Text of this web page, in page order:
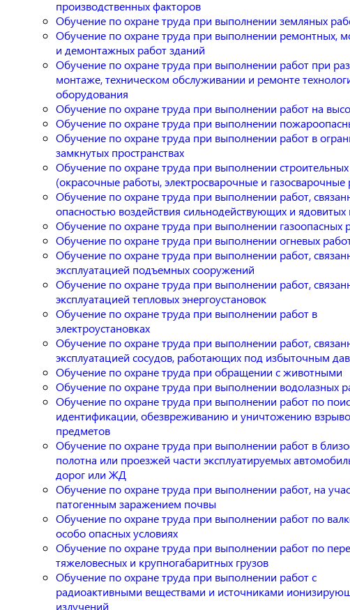
производственных факторов
Обучение по охране труда при выполнении земляных
Обучение по охране труда при выполнении ремонтных,
и демонтажных работ зданий
Обучение по охране труда при выполнении работ при
монтаже, техническом обслуживании и ремонте
оборудования
Обучение по охране труда при выполнении работ на
Обучение по охране труда при выполнении
Обучение по охране труда при выполнении работ в
замкнутых пространствах
Обучение по охране труда при выполнении
(окрасочные работы, электросварочные и газосварочные
Обучение по охране труда при выполнении работ,
опасностью воздействия сильнодействующих и ядовитых
Обучение по охране труда при выполнении газоопасных
Обучение по охране труда при выполнении огневых
Обучение по охране труда при выполнении работ,
эксплуатацией подъемных сооружений
Обучение по охране труда при выполнении работ,
эксплуатацией тепловых энергоустановок
Обучение по охране труда при выполнении работ в
электроустановках
Обучение по охране труда при выполнении работ,
эксплуатацией сосудов, работающих под избыточным
Обучение по охране труда при обращении с животными
Обучение по охране труда при выполнении водолазных
Обучение по охране труда при выполнении работ по
идентификации, обезвреживанию и уничтожению
предметов
Обучение по охране труда при выполнении работ в
полотна или проезжей части эксплуатируемых
дорог или ЖД
Обучение по охране труда при выполнении работ, на
патогенным заражением почвы
Обучение по охране труда при выполнении работ по
особо опасных условиях
Обучение по охране труда при выполнении работ по
тяжеловесных и крупногабаритных грузов
Обучение по охране труда при выполнении работ с
радиоактивными веществами и источниками
излучений